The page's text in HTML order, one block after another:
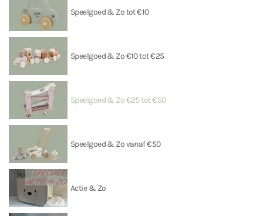
Speelgoed & Zo tot €10
Speelgoed & Zo €10 tot €25
Speelgoed & Zo €25 tot €50
Speelgoed & Zo vanaf €50
Actie & Zo